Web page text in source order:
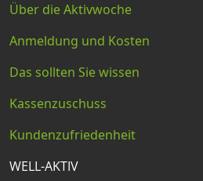
Über die Aktivwoche
Anmeldung und Kosten
Das sollten Sie wissen
Kassenzuschuss
Kundenzufriedenheit
WELL-AKTIV